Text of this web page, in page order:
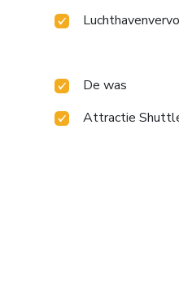
De was
Attractie